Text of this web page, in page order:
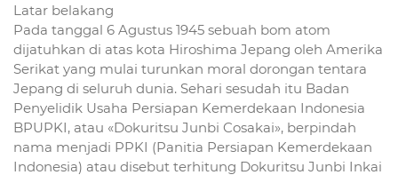
Latar belakang
Pada tanggal 6 Agustus 1945 sebuah bom atom
dijatuhkan di atas kota Hiroshima Jepang oleh Amerika
Serikat yang mulai turunkan moral dorongan tentara
Jepang di seluruh dunia. Sehari sesudah itu Badan
Penyelidik Usaha Persiapan Kemerdekaan Indonesia
BPUPKI, atau «Dokuritsu Junbi Cosakai», berpindah
nama menjadi PPKI (Panitia Persiapan Kemerdekaan
Indonesia) atau disebut terhitung Dokuritsu Junbi Inkai